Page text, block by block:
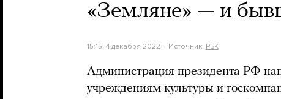
«Земляне» — и
15:15, 4 декабря 2022 Источник: РБК
Администрация президента РФ
учреждениям культуры и